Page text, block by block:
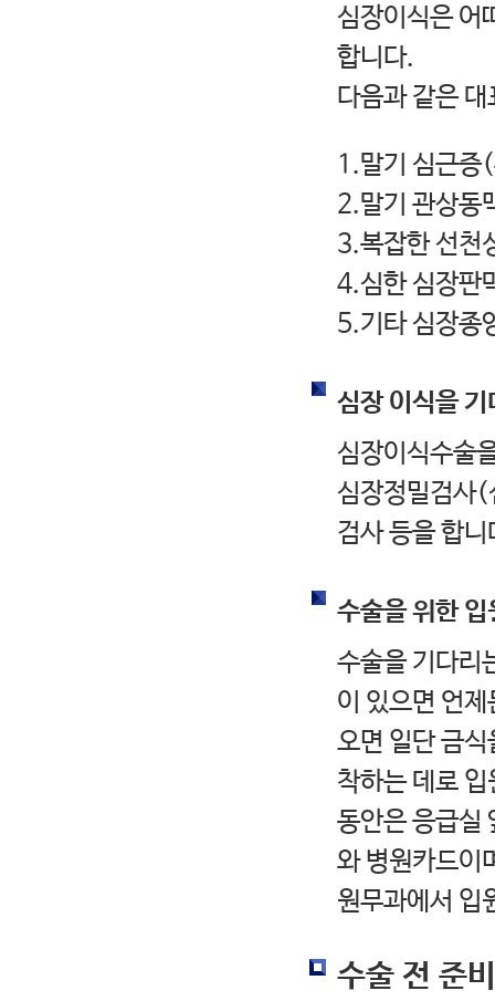
심장이식은 어
합니다.
다음과 같은
1.말기 심근증
2.말기 관상동
3.복잡한 선천
4.심한 심장판
5.기타 심장종
심장 이식을
심장이식수술
심장정밀검사(
검사 등을 합니
수술을 위한 입
수술을 기다리
이 있으면 언
오면 일단 금
착하는 데로
동안은 응급실
와 병원카드이
원무과에서 입
수술 전 준비